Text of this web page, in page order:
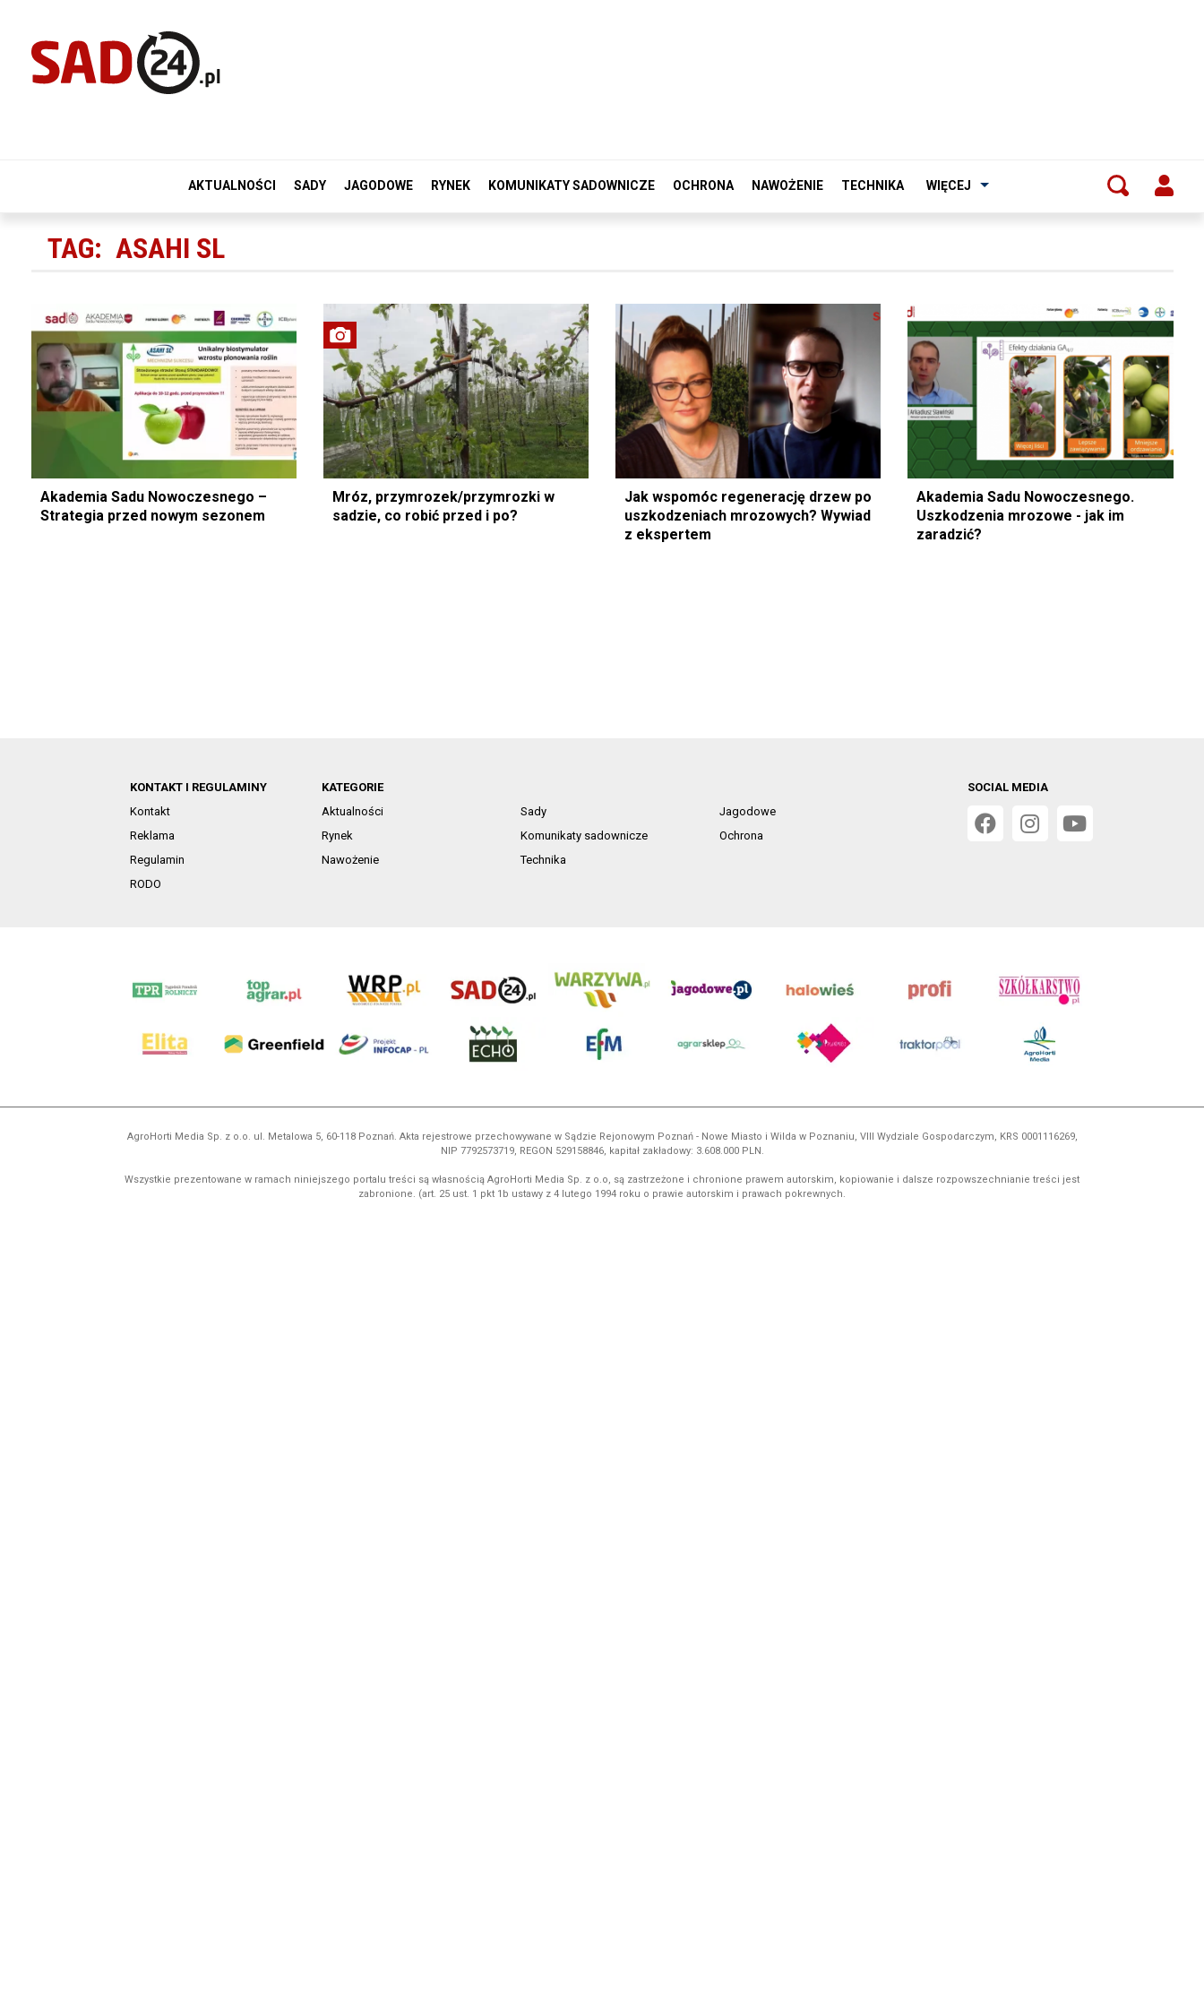
AKTUALNOŚCI SADY JAGODOWE RYNEK KOMUNIKATY SADOWNICZE OCHRONA NAWOŻENIE TECHNIKA WIĘCEJ
TAG: ASAHI SL
Akademia Sadu Nowoczesnego –
Strategia przed nowym sezonem
Mróz, przymrozek/przymrozki w
sadzie, co robić przed i po?
Jak wspomóc regenerację drzew po
uszkodzeniach mrozowych? Wywiad
z ekspertem
Akademia Sadu Nowoczesnego.
Uszkodzenia mrozowe - jak im
zaradzić?
KONTAKT I REGULAMINY
Kontakt
Reklama
Regulamin
RODO
KATEGORIE
Aktualności
Sady
Jagodowe
Rynek
Komunikaty sadownicze
Ochrona
Nawożenie
Technika
SOCIAL MEDIA
AgroHorti Media Sp. z o.o. ul. Metalowa 5, 60-118 Poznań. Akta rejestrowe przechowywane w Sądzie Rejonowym Poznań - Nowe Miasto i Wilda w Poznaniu, VIII Wydziale Gospodarczym, KRS 0001116269,
NIP 7792573719, REGON 529158846, kapitał zakładowy: 3.608.000 PLN.
Wszystkie prezentowane w ramach niniejszego portalu treści są własnością AgroHorti Media Sp. z o.o, są zastrzeżone i chronione prawem autorskim, kopiowanie i dalsze rozpowszechnianie treści jest
zabronione. (art. 25 ust. 1 pkt 1b ustawy z 4 lutego 1994 roku o prawie autorskim i prawach pokrewnych.